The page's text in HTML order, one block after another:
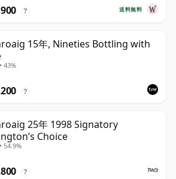
送料無料
?
15年, Nineties Bottling with
43%
?
25年 1998 Signatory
Choice
54.9%
?